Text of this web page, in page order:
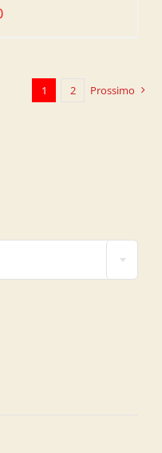
1 2 Prossimo